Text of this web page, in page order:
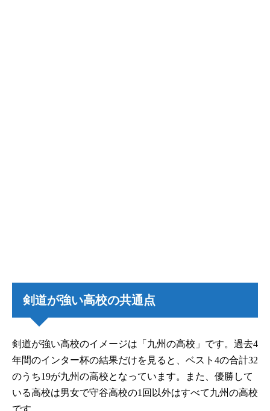
剣道が強い高校の共通点
剣道が強い高校のイメージは「九州の高校」です。過去4
年間のインター杯の結果だけを見ると、ベスト4の合計32
のうち19が九州の高校となっています。また、優勝して
いる高校は男女で守谷高校の1回以外はすべて九州の高校
です。